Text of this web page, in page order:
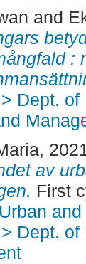
and
:
Dept.
,
av
First
Dept.